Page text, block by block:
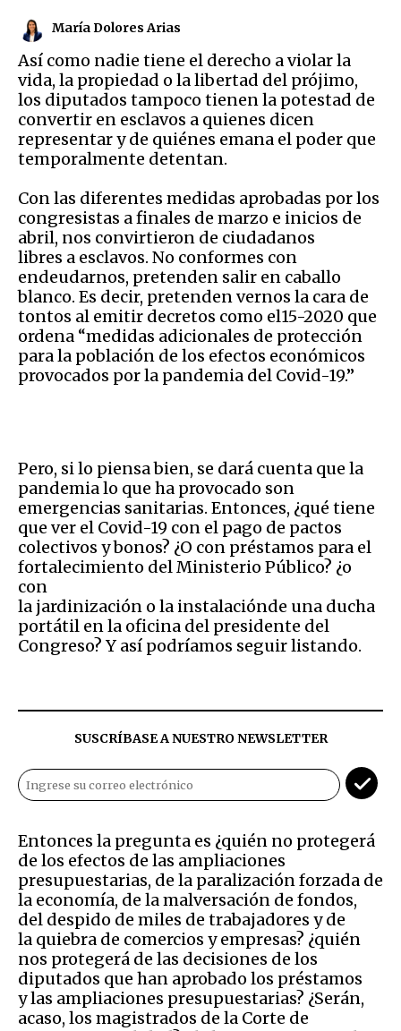
María Dolores Arias
Así como nadie tiene el derecho a violar la
vida, la propiedad o la libertad del prójimo,
los diputados tampoco tienen la potestad de
convertir en esclavos a quienes dicen
representar y de quiénes emana el poder que
temporalmente detentan.
Con las diferentes medidas aprobadas por los
congresistas a finales de marzo e inicios de
abril, nos convirtieron de ciudadanos
libres a esclavos. No conformes con
endeudarnos, pretenden salir en caballo
blanco. Es decir, pretenden vernos la cara de
tontos al emitir decretos como el15-2020 que
ordena “medidas adicionales de protección
para la población de los efectos económicos
provocados por la pandemia del Covid-19.”
Pero, si lo piensa bien, se dará cuenta que la
pandemia lo que ha provocado son
emergencias sanitarias. Entonces, ¿qué tiene
que ver el Covid-19 con el pago de pactos
colectivos y bonos? ¿O con préstamos para el
fortalecimiento del Ministerio Público? ¿o
con
la jardinización o la instalaciónde una ducha
portátil en la oficina del presidente del
Congreso? Y así podríamos seguir listando.
SUSCRÍBASE A NUESTRO NEWSLETTER
Entonces la pregunta es ¿quién no protegerá
de los efectos de las ampliaciones
presupuestarias, de la paralización forzada de
la economía, de la malversación de fondos,
del despido de miles de trabajadores y de
la quiebra de comercios y empresas? ¿quién
nos protegerá de las decisiones de los
diputados que han aprobado los préstamos
y las ampliaciones presupuestarias? ¿Serán,
acaso, los magistrados de la Corte de